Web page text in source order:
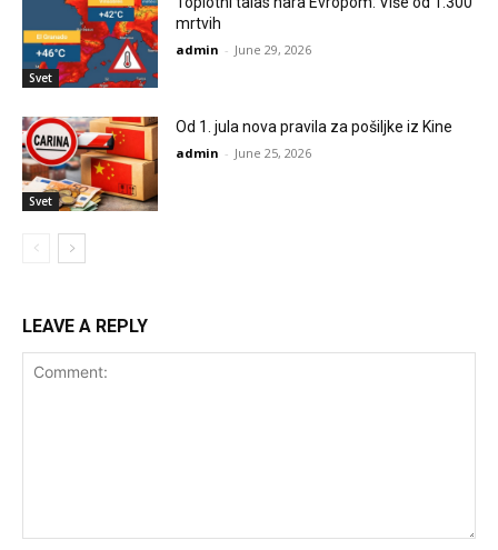
Svet
mrtvih
admin - June 29, 2026
Svet
Od 1. jula nova pravila za pošiljke iz Kine
admin - June 25, 2026
LEAVE A REPLY